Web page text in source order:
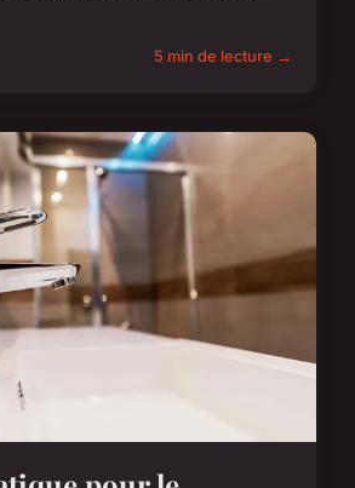
5 min de lecture →